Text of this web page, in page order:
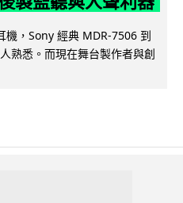
機，Sony 經典 MDR-7506 到
熟悉。而現在舞台製作者與創